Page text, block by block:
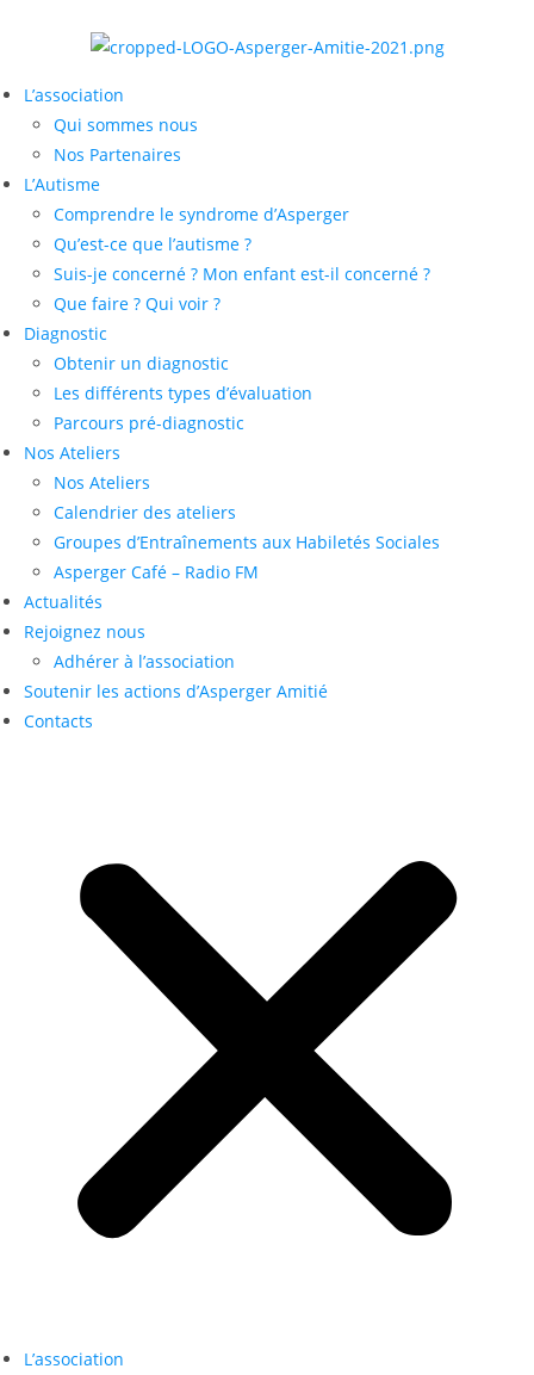
L’association
Qui sommes nous
Nos Partenaires
L’Autisme
Comprendre le syndrome d’Asperger
Qu’est-ce que l’autisme ?
Suis-je concerné ? Mon enfant est-il concerné ?
Que faire ? Qui voir ?
Diagnostic
Obtenir un diagnostic
Les différents types d’évaluation
Parcours pré-diagnostic
Nos Ateliers
Nos Ateliers
Calendrier des ateliers
Groupes d’Entraînements aux Habiletés Sociales
Asperger Café – Radio FM
Actualités
Rejoignez nous
Adhérer à l’association
Soutenir les actions d’Asperger Amitié
Contacts
L’association